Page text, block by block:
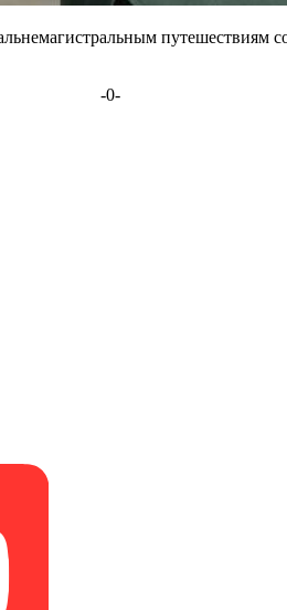
путешествиям
-0-